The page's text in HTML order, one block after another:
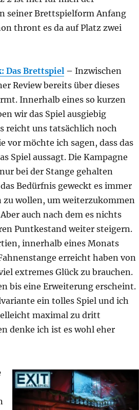
seiner Brettspielform Anfang
thront es da auf Platz zwei
Das Brettspiel– Inzwischen
Review bereits über dieses
Innerhalb eines so kurzen
wir das Spiel ausgiebig
reicht uns tatsächlich noch
vor möchte ich sagen, dass das
Spiel aussagt. Die Kampagne
bei der Stange gehalten
Bedürfnis geweckt es immer
zu wollen, um weiterzukommen
auch nach dem es nichts
Puntkestand weiter steigern.
innerhalb eines Monats
erreicht haben von
extremes Glück zu brauchen.
bis eine Erweiterung erscheint.
ein tolles Spiel und ich
maximal zu dritt
denke ich ist es wohl eher